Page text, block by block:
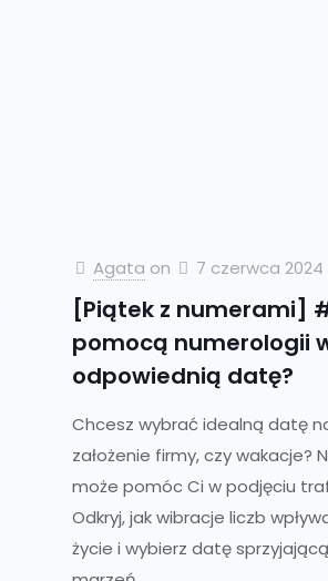
Agata on 7 czerwca 2024
[Piątek z numerami]
pomocą numerologii
odpowiednią datę?
Chcesz wybrać idealną datę
założenie firmy, czy wakacje?
może pomóc Ci w podjęciu
Odkryj, jak wibracje liczb
życie i wybierz datę